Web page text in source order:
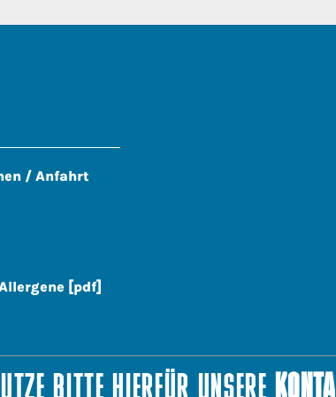
/ Anfahrt
[pdf]